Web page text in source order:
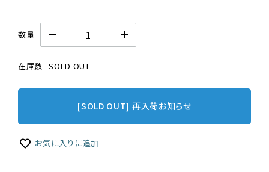
数量
在庫数 SOLD OUT
[SOLD OUT] 再入荷お知らせ
お気に入りに追加